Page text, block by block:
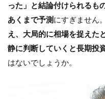
った」と結論付けられるも
あくまで予測にすぎません
え、大局的に相場を捉えた
静に判断していくと長期投
はないでしょうか。